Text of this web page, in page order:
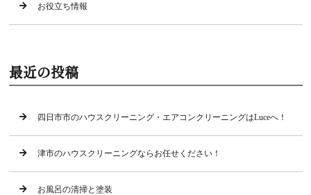
お役立ち情報
最近の投稿
四日市市のハウスクリーニング・エアコンクリーニングはLuceへ！
津市のハウスクリーニングならお任せください！
お風呂の清掃と塗装